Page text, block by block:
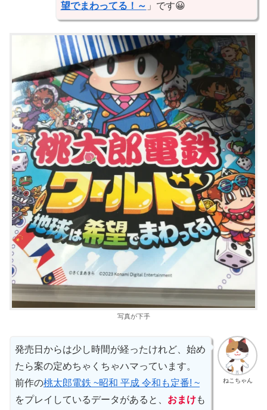
望でまわってる！～ 」です😀
写真が下手
ねこちゃん
発売日からは少し時間が経ったけれど、始め
たら案の定めちゃくちゃハマっています。
前作の桃太郎電鉄 ~昭和 平成 令和も定番! ~
をプレイしているデータがあると、 おまけも